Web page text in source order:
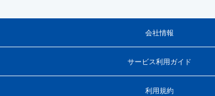
会社情報
サービス利用ガイド
利用規約